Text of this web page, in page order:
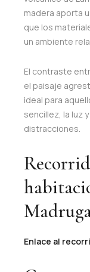
madera aporta
que los
un ambiente
El contraste
el paisaje
ideal para
sencillez, la luz
distracciones.
Enlace al